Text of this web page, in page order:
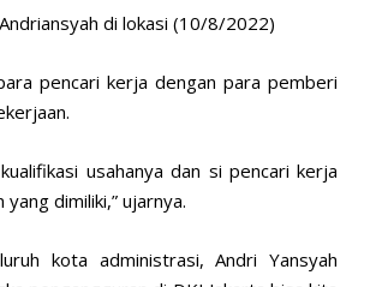
di lokasi (10/8/2022)
pencari kerja dengan para pemberi
usahanya dan si pencari kerja
dimiliki,” ujarnya.
kota administrasi, Andri Yansyah